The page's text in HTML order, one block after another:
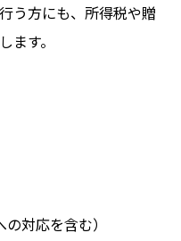
う方にも、所得税や贈
ます。
対応を含む）